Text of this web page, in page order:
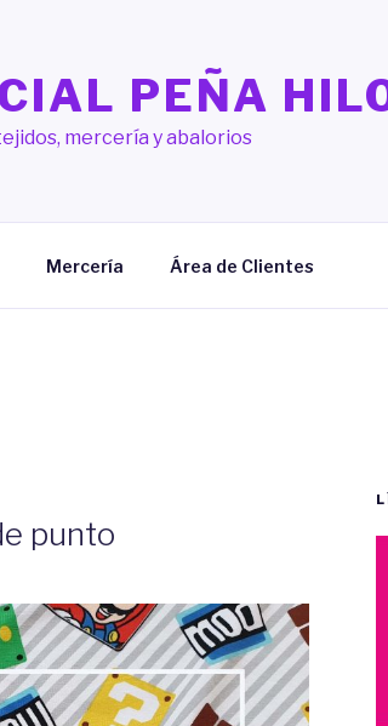
PEÑA
mercería y abalorios
Mercería Área de Clientes
punto